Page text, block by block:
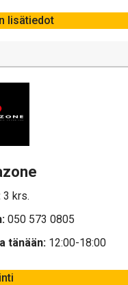
lisätiedot
3 krs.
050 573 0805
tänään: 12:00-18:00